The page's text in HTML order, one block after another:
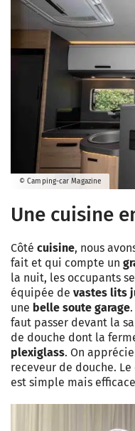
© Camping-car Magazine
Une cuisine
Côté cuisine, nous
fait et qui compte un
la nuit, les occupants
équipée de vastes lits
une belle soute garage
faut passer devant la
de douche dont la
plexiglass. On
receveur de douche.
est simple mais